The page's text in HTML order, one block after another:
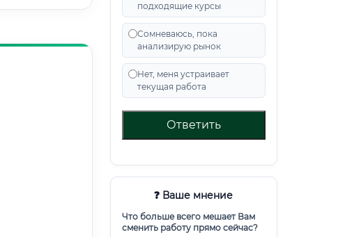
подходящие курсы
Сомневаюсь, пока
анализирую рынок
Нет, меня устраивает
текущая работа
Ответить
❓ Ваше мнение
Что больше всего мешает Вам
сменить работу прямо сейчас?